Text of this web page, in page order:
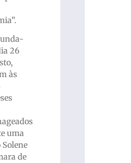
26
às
uma
Solene
de